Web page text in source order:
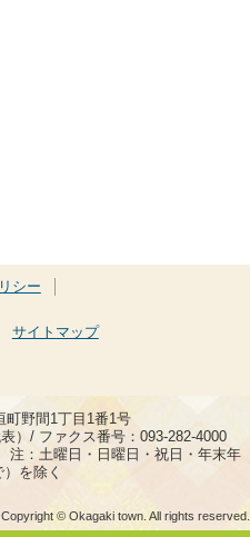
シー
サイトマップ
町野間1丁目1番1号
）/ ファクス番号：093-282-4000
：土曜日・日曜日・祝日・年末年
を除く
Copyright © Okagaki town. All rights reserved.